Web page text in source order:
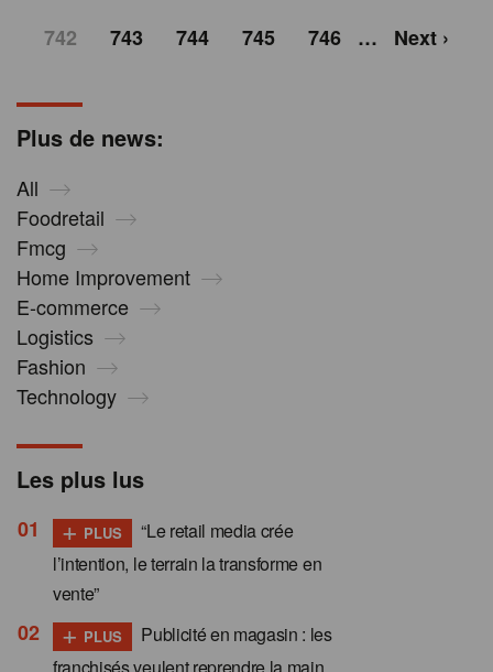
Plus de news:
All
Foodretail
Fmcg
Home Improvement
E-commerce
Logistics
Fashion
Technology
742 743 744 745 746 … Next ›
Les plus lus
+ PLUS
“Le retail media crée
l’intention, le terrain la transforme en
vente”
+ PLUS
Publicité en magasin : les